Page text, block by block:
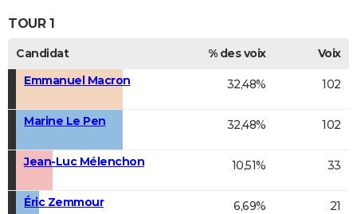
TOUR 1
Candidat % des voix
Voix
Emmanuel Macron
32,48% 102
Marine Le Pen 32,48% 102
Jean-Luc Mélenchon 10,51% 33
Éric Zemmour 6,69% 21